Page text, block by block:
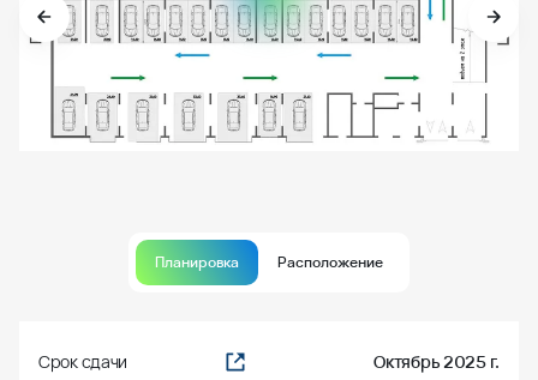
Планировка Расположение
Срок сдачи Октябрь 2025 г.